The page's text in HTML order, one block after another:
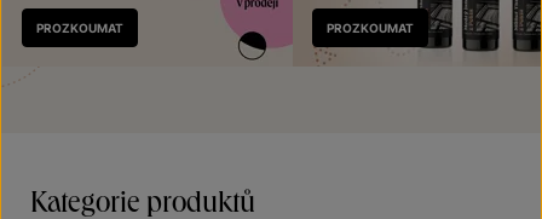
Nově
v prodeji
PROZKOUMAT PROZKOUMAT
Kategorie produktů